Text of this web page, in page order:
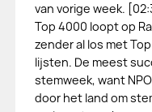
van vorige week.
Top 4000 loopt op
zender al los met Top
lijsten. De meest
stemweek, want
door het land om